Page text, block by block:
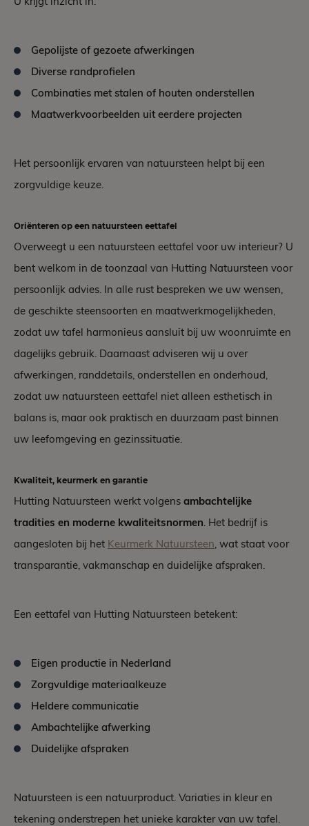
Gepolijste of gezoete afwerkingen
Diverse randprofielen
Combinaties met stalen of houten onderstellen
Maatwerkvoorbeelden uit eerdere projecten
Het persoonlijk ervaren van natuursteen helpt bij een
zorgvuldige keuze.
Oriënteren op een natuursteen eettafel
Overweegt u een natuursteen eettafel voor uw interieur? U
bent welkom in de toonzaal van Hutting Natuursteen voor
persoonlijk advies. In alle rust bespreken we uw wensen,
de geschikte steensoorten en maatwerkmogelijkheden,
zodat uw tafel harmonieus aansluit bij uw woonruimte en
dagelijks gebruik. Daarnaast adviseren wij u over
afwerkingen, randdetails, onderstellen en onderhoud,
zodat uw natuursteen eettafel niet alleen esthetisch in
balans is, maar ook praktisch en duurzaam past binnen
uw leefomgeving en gezinssituatie.
Kwaliteit, keurmerk en garantie
Hutting Natuursteen werkt volgens ambachtelijke
tradities en moderne kwaliteitsnormen . Het bedrijf is
aangesloten bij het Keurmerk Natuursteen , wat staat voor
transparantie, vakmanschap en duidelijke afspraken.
Een eettafel van Hutting Natuursteen betekent:
Eigen productie in Nederland
Zorgvuldige materiaalkeuze
Heldere communicatie
Ambachtelijke afwerking
Duidelijke afspraken
Natuursteen is een natuurproduct. Variaties in kleur en
tekening onderstrepen het unieke karakter van uw tafel.